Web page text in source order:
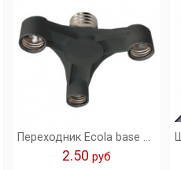
Переходник Ecola base с цоколя E40 на 3хE27 широкий черный /A8T37BEAY/
2.50 pуб